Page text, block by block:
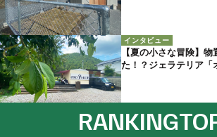
インタビュー
【夏の小さな冒険】
た！？ジェラテリア「
RANKING